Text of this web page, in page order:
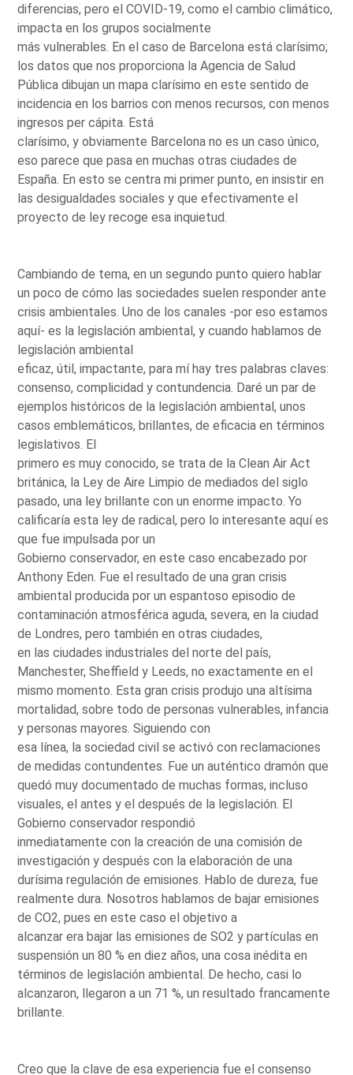
diferencias, pero el COVID-19, como el cambio climático,
impacta en los grupos socialmente
más vulnerables. En el caso de Barcelona está clarísimo;
los datos que nos proporciona la Agencia de Salud
Pública dibujan un mapa clarísimo en este sentido de
incidencia en los barrios con menos recursos, con menos
ingresos per cápita. Está
clarísimo, y obviamente Barcelona no es un caso único,
eso parece que pasa en muchas otras ciudades de
España. En esto se centra mi primer punto, en insistir en
las desigualdades sociales y que efectivamente el
proyecto de ley recoge esa inquietud.
Cambiando de tema, en un segundo punto quiero hablar
un poco de cómo las sociedades suelen responder ante
crisis ambientales. Uno de los canales -por eso estamos
aquí- es la legislación ambiental, y cuando hablamos de
legislación ambiental
eficaz, útil, impactante, para mí hay tres palabras claves:
consenso, complicidad y contundencia. Daré un par de
ejemplos históricos de la legislación ambiental, unos
casos emblemáticos, brillantes, de eficacia en términos
legislativos. El
primero es muy conocido, se trata de la Clean Air Act
británica, la Ley de Aire Limpio de mediados del siglo
pasado, una ley brillante con un enorme impacto. Yo
calificaría esta ley de radical, pero lo interesante aquí es
que fue impulsada por un
Gobierno conservador, en este caso encabezado por
Anthony Eden. Fue el resultado de una gran crisis
ambiental producida por un espantoso episodio de
contaminación atmosférica aguda, severa, en la ciudad
de Londres, pero también en otras ciudades,
en las ciudades industriales del norte del país,
Manchester, Sheffield y Leeds, no exactamente en el
mismo momento. Esta gran crisis produjo una altísima
mortalidad, sobre todo de personas vulnerables, infancia
y personas mayores. Siguiendo con
esa línea, la sociedad civil se activó con reclamaciones
de medidas contundentes. Fue un auténtico dramón que
quedó muy documentado de muchas formas, incluso
visuales, el antes y el después de la legislación. El
Gobierno conservador respondió
inmediatamente con la creación de una comisión de
investigación y después con la elaboración de una
durísima regulación de emisiones. Hablo de dureza, fue
realmente dura. Nosotros hablamos de bajar emisiones
de CO2, pues en este caso el objetivo a
alcanzar era bajar las emisiones de SO2 y partículas en
suspensión un 80 % en diez años, una cosa inédita en
términos de legislación ambiental. De hecho, casi lo
alcanzaron, llegaron a un 71 %, un resultado francamente
brillante.
Creo que la clave de esa experiencia fue el consenso